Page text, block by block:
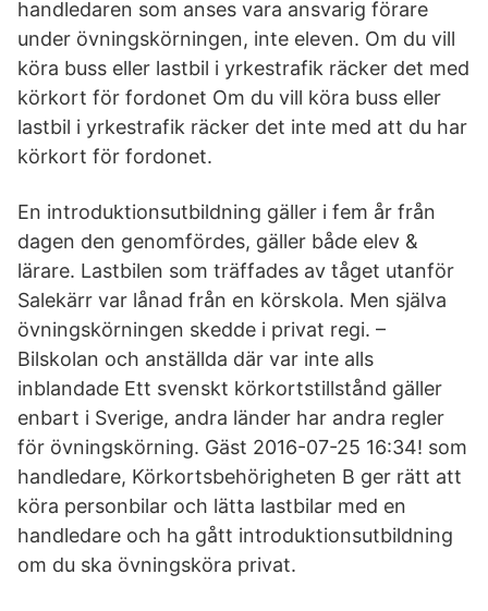
handledaren som anses vara ansvarig förare
under övningskörningen, inte eleven. Om du vill
köra buss eller lastbil i yrkestrafik räcker det med
körkort för fordonet Om du vill köra buss eller
lastbil i yrkestrafik räcker det inte med att du har
körkort för fordonet.
En introduktionsutbildning gäller i fem år från
dagen den genomfördes, gäller både elev &
lärare. Lastbilen som träffades av tåget utanför
Salekärr var lånad från en körskola. Men själva
övningskörningen skedde i privat regi. –
Bilskolan och anställda där var inte alls
inblandade Ett svenskt körkortstillstånd gäller
enbart i Sverige, andra länder har andra regler
för övningskörning. Gäst 2016-07-25 16:34! som
handledare, Körkortsbehörigheten B ger rätt att
köra personbilar och lätta lastbilar med en
handledare och ha gått introduktionsutbildning
om du ska övningsköra privat.